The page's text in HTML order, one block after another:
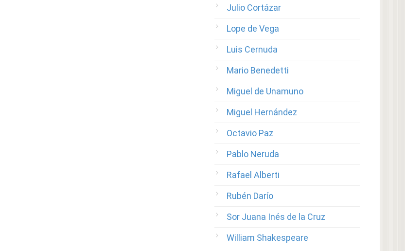
Julio Cortázar
Lope de Vega
Luis Cernuda
Mario Benedetti
Miguel de Unamuno
Miguel Hernández
Octavio Paz
Pablo Neruda
Rafael Alberti
Rubén Darío
Sor Juana Inés de la Cruz
William Shakespeare